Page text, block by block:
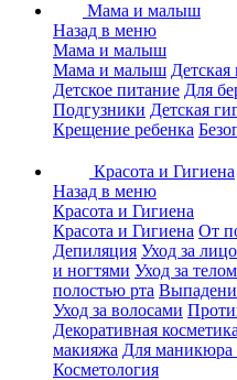
Мама и малыш
Назад в меню
Мама и малыш
Мама и малыш Детская
Детское питание Для
Подгузники Детская
Крещение ребенка
Красота и Гигиена
Назад в меню
Красота и Гигиена
Красота и Гигиена От
Депиляция Уход за
и ногтями Уход за телом
полостью рта
Уход за волосами
Декоративная косметика
макияжа Для маникюра
Косметология